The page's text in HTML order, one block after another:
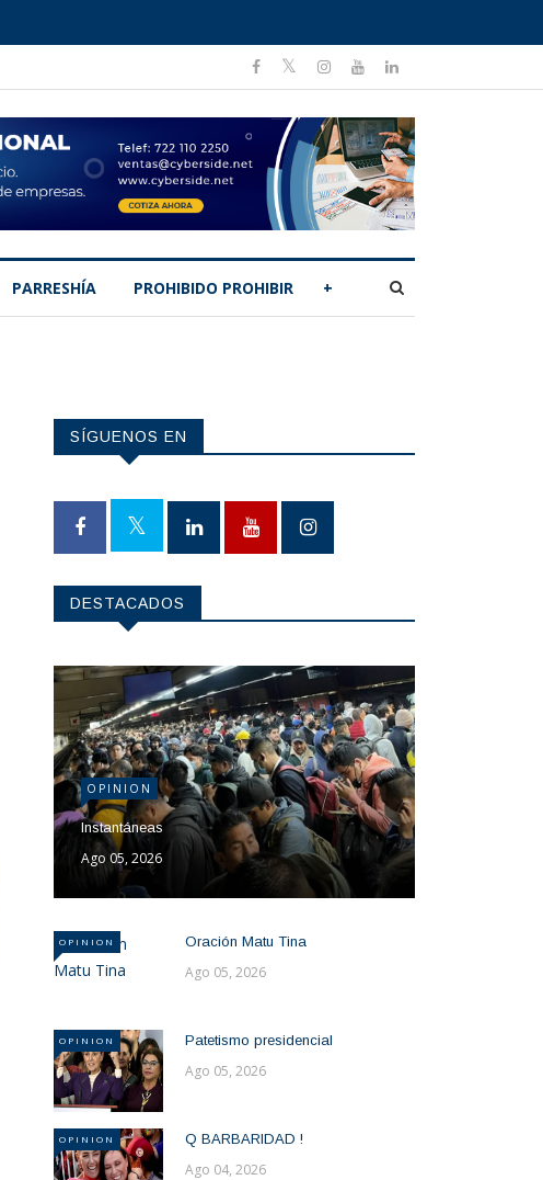
PARRESHÍA PROHIBIDO PROHIBIR +
SÍGUENOS EN
DESTACADOS
OPINION
Instantáneas
Ago 05, 2026
OPINION Oración Matu Tina
Ago 05, 2026
OPINION Patetismo presidencial
Ago 05, 2026
OPINION Q BARBARIDAD !
Ago 04, 2026